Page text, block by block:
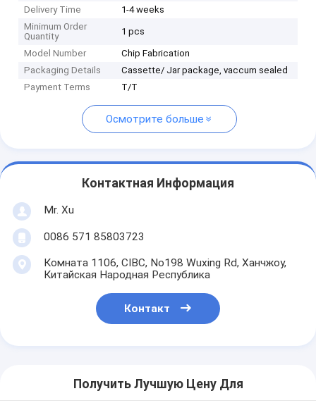
Delivery Time
1-4 weeks
Minimum Order
Quantity
1 pcs
Model Number
Chip Fabrication
Packaging Details
Cassette/ Jar package, vaccum sealed
Payment Terms
T/T
Осмотрите больше
Контактная Информация
Mr. Xu
0086 571 85803723
Комната 1106, CIBC, No198 Wuxing Rd, Ханчжоу,
Китайская Народная Республика
Контакт
Получить Лучшую Цену Для